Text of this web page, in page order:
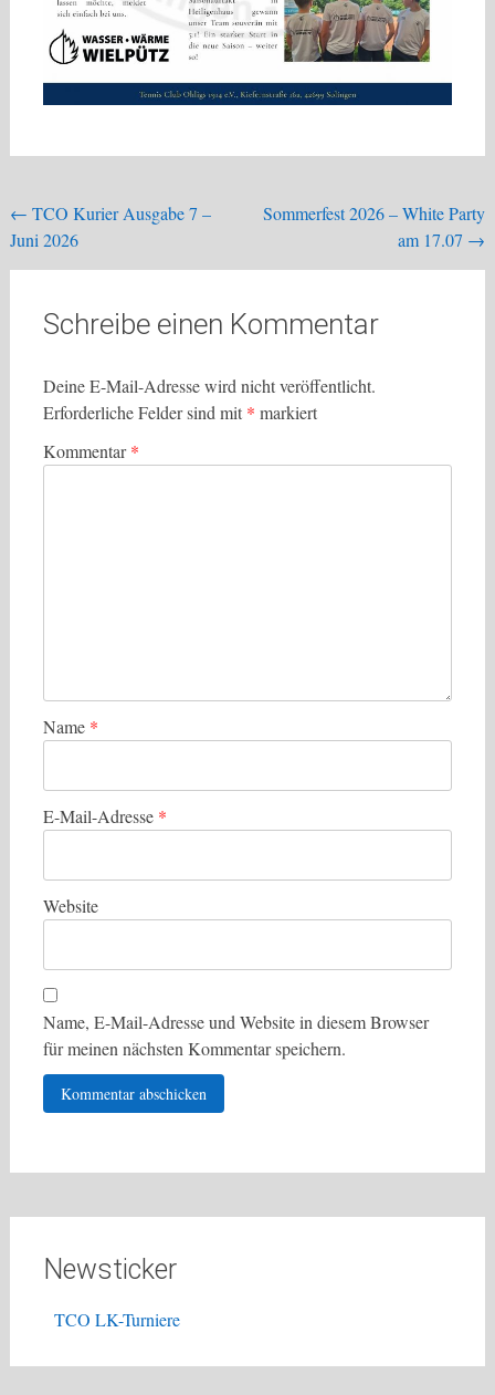
Beitragsnavigation
← TCO Kurier Ausgabe 7 –
Juni 2026
Sommerfest 2026 – White Party
am 17.07 →
Schreibe einen Kommentar
Deine E-Mail-Adresse wird nicht veröffentlicht.
Erforderliche Felder sind mit * markiert
Kommentar*
Name *
E-Mail-Adresse *
Website
Name, E-Mail-Adresse und Website in diesem Browser
für meinen nächsten Kommentar speichern.
Newsticker
TCO LK-Turniere